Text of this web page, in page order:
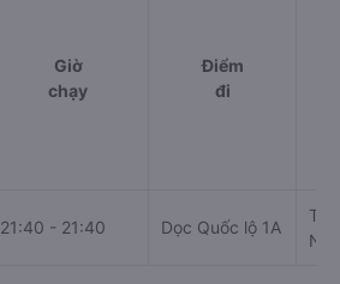
Giờ
chạy
Điểm
đi
21:40 - 21:40 Dọc Quốc lộ 1A
TT.
Nai